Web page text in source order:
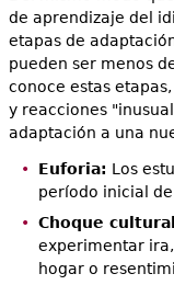
de aprendizaje del
etapas de
pueden ser menos
conoce estas
y reacciones
adaptación a una
Euforia: Los
período inicial
Choque
experimentar
hogar o